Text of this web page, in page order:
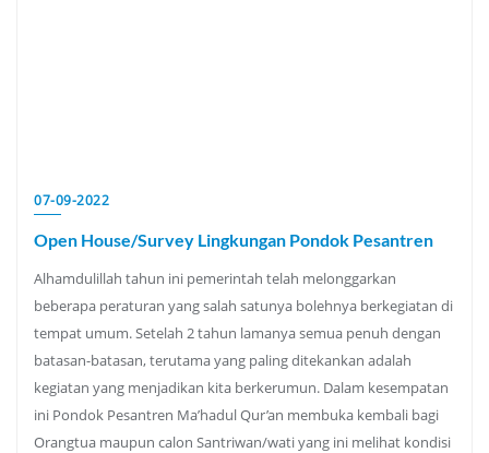
07-09-2022
Open House/Survey Lingkungan Pondok Pesantren
Alhamdulillah tahun ini pemerintah telah melonggarkan
beberapa peraturan yang salah satunya bolehnya berkegiatan di
tempat umum. Setelah 2 tahun lamanya semua penuh dengan
batasan-batasan, terutama yang paling ditekankan adalah
kegiatan yang menjadikan kita berkerumun. Dalam kesempatan
ini Pondok Pesantren Ma’hadul Qur’an membuka kembali bagi
Orangtua maupun calon Santriwan/wati yang ini melihat kondisi